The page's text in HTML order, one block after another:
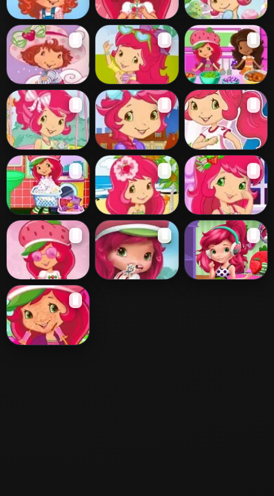
Moranguinho Let's Make
Lemonade!
Strawberry
Shortcake Berry
Sweet Princess
Voando Com A
Moranguinho
Strawberry
Shortcake Berry
Sweet Styles
Strawberry
Shortcake
Cooking Soup
Strawberry
Shortcake Breezy
Butterfly Swing
Strawberry
Shortcake in
Paris
Strawberry
Shortcake Berry
Sweet Cup
Strawberry
Shortcake
Washing Clothes
Fun Under the
Sun
Good Night
Strawberry
Shortcake
Fresh Fashion
Boutique